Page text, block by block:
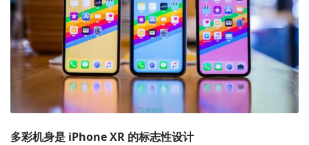
多彩机身是 iPhone XR 的标志性设计